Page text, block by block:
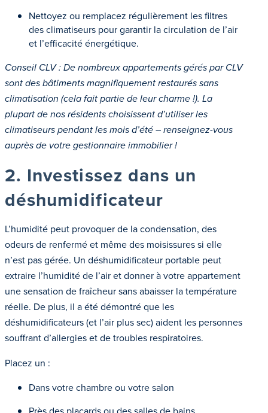
Nettoyez ou remplacez régulièrement les filtres
des climatiseurs pour garantir la circulation de l’air
et l’efficacité énergétique.
Conseil CLV : De nombreux appartements gérés par CLV
sont des bâtiments magnifiquement restaurés sans
climatisation (cela fait partie de leur charme !). La
plupart de nos résidents choisissent d’utiliser les
climatiseurs pendant les mois d’été – renseignez-vous
auprès de votre gestionnaire immobilier !
2. Investissez dans un
déshumidificateur
L’humidité peut provoquer de la condensation, des
odeurs de renfermé et même des moisissures si elle
n’est pas gérée. Un déshumidificateur portable peut
extraire l’humidité de l’air et donner à votre appartement
une sensation de fraîcheur sans abaisser la température
réelle. De plus, il a été démontré que les
déshumidificateurs (et l’air plus sec) aident les personnes
souffrant d’allergies et de troubles respiratoires.
Placez un :
Dans votre chambre ou votre salon